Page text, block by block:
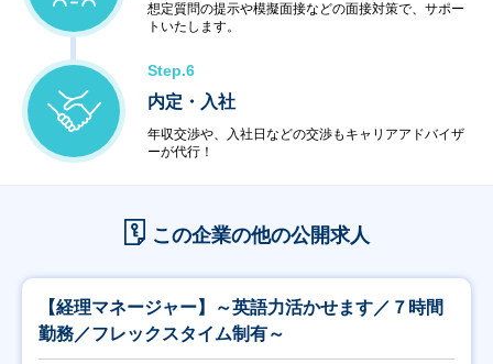
想定質問の提示や模擬面接などの面接対策で、サポー
トいたします。
Step.6
内定・入社
年収交渉や、入社日などの交渉もキャリアアドバイザ
ーが代行！
この企業の他の公開求人
【経理マネージャー】～英語力活かせます／７時間
勤務／フレックスタイム制有～